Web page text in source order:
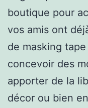
boutique pour
vos amis ont
de masking
concevoir des
apporter de la
décor ou bien